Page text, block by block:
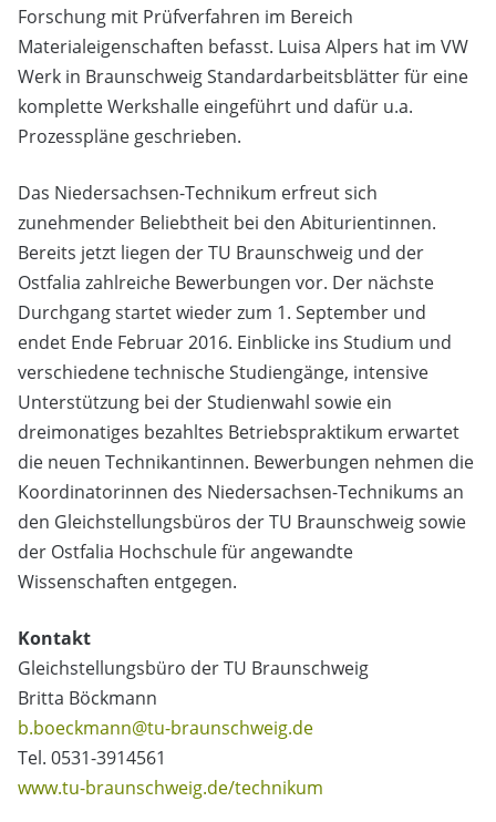
Forschung mit Prüfverfahren im Bereich
Materialeigenschaften befasst. Luisa Alpers hat im VW
Werk in Braunschweig Standardarbeitsblätter für eine
komplette Werkshalle eingeführt und dafür u.a.
Prozesspläne geschrieben.
Das Niedersachsen-Technikum erfreut sich
zunehmender Beliebtheit bei den Abiturientinnen.
Bereits jetzt liegen der TU Braunschweig und der
Ostfalia zahlreiche Bewerbungen vor. Der nächste
Durchgang startet wieder zum 1. September und
endet Ende Februar 2016. Einblicke ins Studium und
verschiedene technische Studiengänge, intensive
Unterstützung bei der Studienwahl sowie ein
dreimonatiges bezahltes Betriebspraktikum erwartet
die neuen Technikantinnen. Bewerbungen nehmen die
Koordinatorinnen des Niedersachsen-Technikums an
den Gleichstellungsbüros der TU Braunschweig sowie
der Ostfalia Hochschule für angewandte
Wissenschaften entgegen.
Kontakt
Gleichstellungsbüro der TU Braunschweig
Britta Böckmann
b.boeckmann@tu-braunschweig.de
Tel. 0531-3914561
www.tu-braunschweig.de/technikum